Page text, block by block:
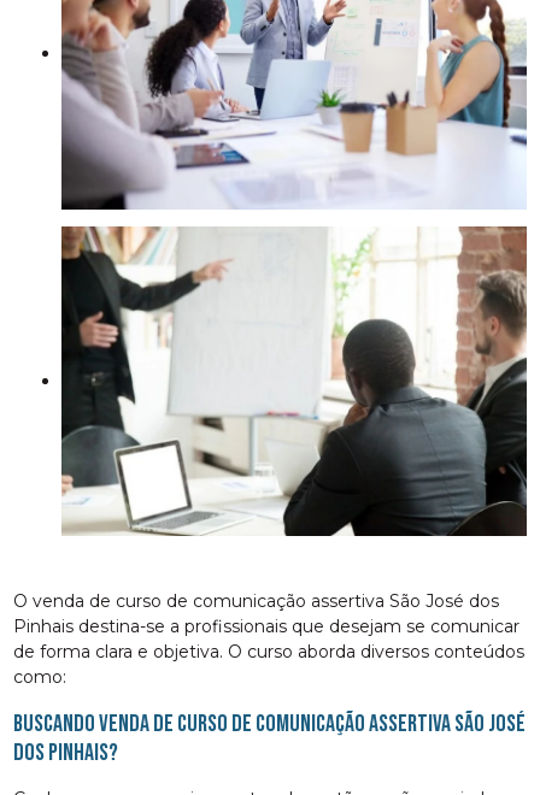
O venda de curso de comunicação assertiva São José dos
Pinhais destina-se a profissionais que desejam se comunicar
de forma clara e objetiva. O curso aborda diversos conteúdos
como:
Buscando venda de curso de comunicação assertiva São José
dos Pinhais?